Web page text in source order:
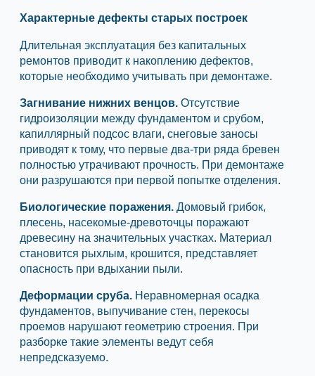
Характерные дефекты старых построек
Длительная эксплуатация без капитальных
ремонтов приводит к накоплению дефектов,
которые необходимо учитывать при демонтаже.
Загнивание нижних венцов. Отсутствие
гидроизоляции между фундаментом и срубом,
капиллярный подсос влаги, снеговые заносы
приводят к тому, что первые два-три ряда бревен
полностью утрачивают прочность. При демонтаже
они разрушаются при первой попытке отделения.
Биологические поражения. Домовый грибок,
плесень, насекомые-древоточцы поражают
древесину на значительных участках. Материал
становится рыхлым, крошится, представляет
опасность при вдыхании пыли.
Деформации сруба. Неравномерная осадка
фундаментов, выпучивание стен, перекосы
проемов нарушают геометрию строения. При
разборке такие элементы ведут себя
непредсказуемо.